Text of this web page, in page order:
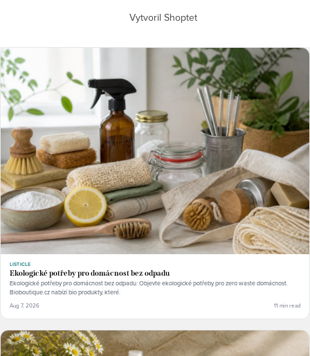
Vytvoril Shoptet
LISTICLE
Ekologické potřeby pro domácnost bez odpadu
Ekologické potřeby pro domácnost bez odpadu: Objevte ekologické potřeby pro zero waste domácnost.
Bioboutique.cz nabízí bio produkty, které.
Aug 7, 2026 11 min read